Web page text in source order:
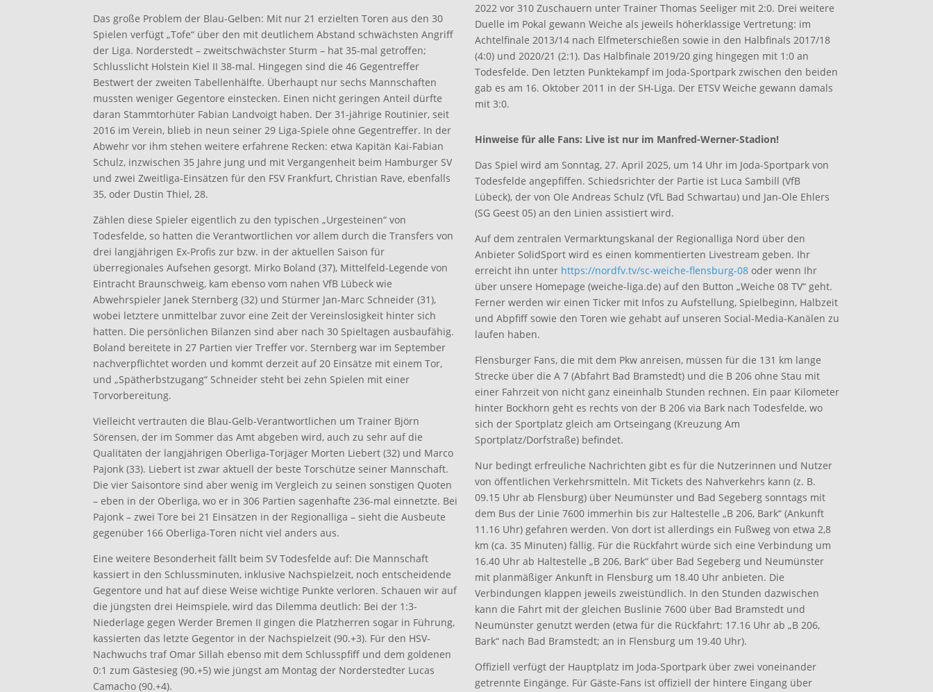
Das große Problem der Blau-Gelben: Mit nur 21 erzielten Toren aus den 30
Spielen verfügt „Tofe“ über den mit deutlichem Abstand schwächsten Angriff
der Liga. Norderstedt – zweitschwächster Sturm – hat 35-mal getroffen;
Schlusslicht Holstein Kiel II 38-mal. Hingegen sind die 46 Gegentreffer
Bestwert der zweiten Tabellenhälfte. Überhaupt nur sechs Mannschaften
mussten weniger Gegentore einstecken. Einen nicht geringen Anteil dürfte
daran Stammtorhüter Fabian Landvoigt haben. Der 31-jährige Routinier, seit
2016 im Verein, blieb in neun seiner 29 Liga-Spiele ohne Gegentreffer. In der
Abwehr vor ihm stehen weitere erfahrene Recken: etwa Kapitän Kai-Fabian
Schulz, inzwischen 35 Jahre jung und mit Vergangenheit beim Hamburger SV
und zwei Zweitliga-Einsätzen für den FSV Frankfurt, Christian Rave, ebenfalls
35, oder Dustin Thiel, 28.
Zählen diese Spieler eigentlich zu den typischen „Urgesteinen“ von
Todesfelde, so hatten die Verantwortlichen vor allem durch die Transfers von
drei langjährigen Ex-Profis zur bzw. in der aktuellen Saison für
überregionales Aufsehen gesorgt. Mirko Boland (37), Mittelfeld-Legende von
Eintracht Braunschweig, kam ebenso vom nahen VfB Lübeck wie
Abwehrspieler Janek Sternberg (32) und Stürmer Jan-Marc Schneider (31),
wobei letztere unmittelbar zuvor eine Zeit der Vereinslosigkeit hinter sich
hatten. Die persönlichen Bilanzen sind aber nach 30 Spieltagen ausbaufähig.
Boland bereitete in 27 Partien vier Treffer vor. Sternberg war im September
nachverpflichtet worden und kommt derzeit auf 20 Einsätze mit einem Tor,
und „Spätherbstzugang“ Schneider steht bei zehn Spielen mit einer
Torvorbereitung.
Vielleicht vertrauten die Blau-Gelb-Verantwortlichen um Trainer Björn
Sörensen, der im Sommer das Amt abgeben wird, auch zu sehr auf die
Qualitäten der langjährigen Oberliga-Torjäger Morten Liebert (32) und Marco
Pajonk (33). Liebert ist zwar aktuell der beste Torschütze seiner Mannschaft.
Die vier Saisontore sind aber wenig im Vergleich zu seinen sonstigen Quoten
– eben in der Oberliga, wo er in 306 Partien sagenhafte 236-mal einnetzte. Bei
Pajonk – zwei Tore bei 21 Einsätzen in der Regionalliga – sieht die Ausbeute
gegenüber 166 Oberliga-Toren nicht viel anders aus.
Eine weitere Besonderheit fällt beim SV Todesfelde auf: Die Mannschaft
kassiert in den Schlussminuten, inklusive Nachspielzeit, noch entscheidende
Gegentore und hat auf diese Weise wichtige Punkte verloren. Schauen wir auf
die jüngsten drei Heimspiele, wird das Dilemma deutlich: Bei der 1:3-
Niederlage gegen Werder Bremen II gingen die Platzherren sogar in Führung,
kassierten das letzte Gegentor in der Nachspielzeit (90.+3). Für den HSV-
Nachwuchs traf Omar Sillah ebenso mit dem Schlusspfiff und dem goldenen
0:1 zum Gästesieg (90.+5) wie jüngst am Montag der Norderstedter Lucas
Camacho (90.+4).
2022 vor 310 Zuschauern unter Trainer Thomas Seeliger mit 2:0. Drei weitere
Duelle im Pokal gewann Weiche als jeweils höherklassige Vertretung: im
Achtelfinale 2013/14 nach Elfmeterschießen sowie in den Halbfinals 2017/18
(4:0) und 2020/21 (2:1). Das Halbfinale 2019/20 ging hingegen mit 1:0 an
Todesfelde. Den letzten Punktekampf im Joda-Sportpark zwischen den beiden
gab es am 16. Oktober 2011 in der SH-Liga. Der ETSV Weiche gewann damals
mit 3:0.
Hinweise für alle Fans: Live ist nur im Manfred-Werner-Stadion!
Das Spiel wird am Sonntag, 27. April 2025, um 14 Uhr im Joda-Sportpark von
Todesfelde angepfiffen. Schiedsrichter der Partie ist Luca Sambill (VfB
Lübeck), der von Ole Andreas Schulz (VfL Bad Schwartau) und Jan-Ole Ehlers
(SG Geest 05) an den Linien assistiert wird.
Auf dem zentralen Vermarktungskanal der Regionalliga Nord über den
Anbieter SolidSport wird es einen kommentierten Livestream geben. Ihr
erreicht ihn unter https://nordfv.tv/sc-weiche-flensburg-08 oder wenn Ihr
über unsere Homepage (weiche-liga.de) auf den Button „Weiche 08 TV“ geht.
Ferner werden wir einen Ticker mit Infos zu Aufstellung, Spielbeginn, Halbzeit
und Abpfiff sowie den Toren wie gehabt auf unseren Social-Media-Kanälen zu
laufen haben.
Flensburger Fans, die mit dem Pkw anreisen, müssen für die 131 km lange
Strecke über die A 7 (Abfahrt Bad Bramstedt) und die B 206 ohne Stau mit
einer Fahrzeit von nicht ganz eineinhalb Stunden rechnen. Ein paar Kilometer
hinter Bockhorn geht es rechts von der B 206 via Bark nach Todesfelde, wo
sich der Sportplatz gleich am Ortseingang (Kreuzung Am
Sportplatz/Dorfstraße) befindet.
Nur bedingt erfreuliche Nachrichten gibt es für die Nutzerinnen und Nutzer
von öffentlichen Verkehrsmitteln. Mit Tickets des Nahverkehrs kann (z. B.
09.15 Uhr ab Flensburg) über Neumünster und Bad Segeberg sonntags mit
dem Bus der Linie 7600 immerhin bis zur Haltestelle „B 206, Bark“ (Ankunft
11.16 Uhr) gefahren werden. Von dort ist allerdings ein Fußweg von etwa 2,8
km (ca. 35 Minuten) fällig. Für die Rückfahrt würde sich eine Verbindung um
16.40 Uhr ab Haltestelle „B 206, Bark“ über Bad Segeberg und Neumünster
mit planmäßiger Ankunft in Flensburg um 18.40 Uhr anbieten. Die
Verbindungen klappen jeweils zweistündlich. In den Stunden dazwischen
kann die Fahrt mit der gleichen Buslinie 7600 über Bad Bramstedt und
Neumünster genutzt werden (etwa für die Rückfahrt: 17.16 Uhr ab „B 206,
Bark“ nach Bad Bramstedt; an in Flensburg um 19.40 Uhr).
Offiziell verfügt der Hauptplatz im Joda-Sportpark über zwei voneinander
getrennte Eingänge. Für Gäste-Fans ist offiziell der hintere Eingang über